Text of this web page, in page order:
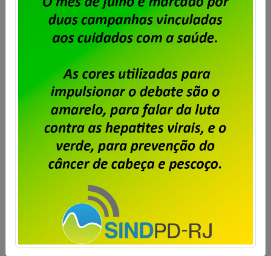
Publicado por Imprensaem02/07/2026.
Os trabalhadores e trabalhadoras em empresas
privadas de TI que desejarem poderão, a partir do dia
06 até o dia 10 de julho, enviar sugestões para a
pauta de reivindicações da categoria para a
Campanha Salarial 2026/2027. O prazo final para o
envio é 10/07, às 11 horas. Lembramos que este ano
serão negociadas apenas […]